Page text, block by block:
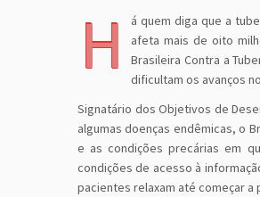
H
á quem diga que a
afeta mais de oito
Brasileira Contra a
dificultam os avanços
Signatário dos Objetivos de
algumas doenças endêmicas, o
e as condições precárias em
condições de acesso à
pacientes relaxam até começar